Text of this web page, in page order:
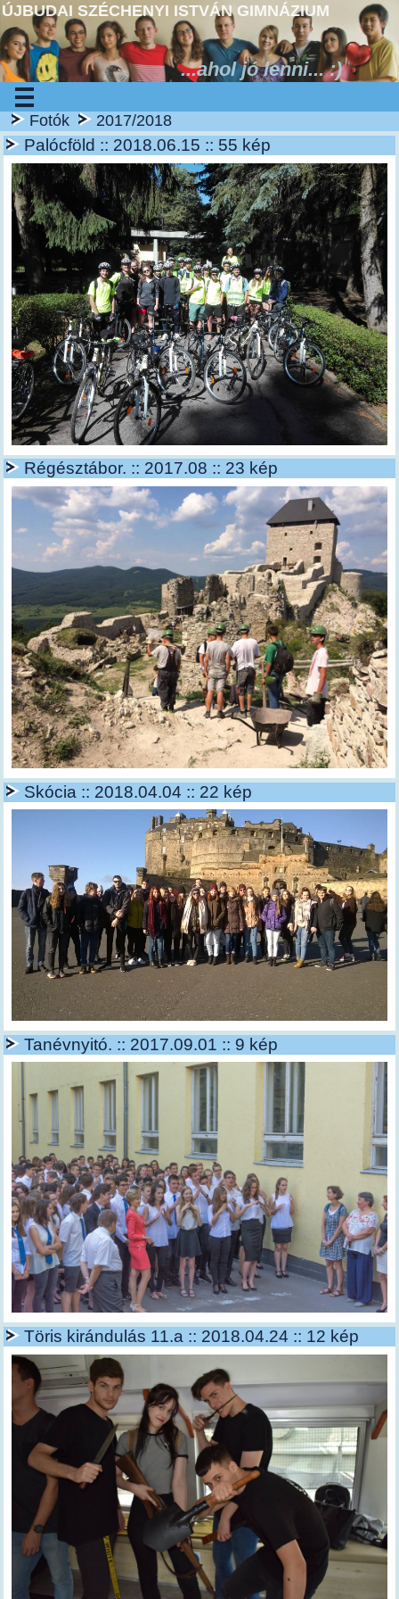
ÚJBUDAI SZÉCHENYI ISTVÁN GIMNÁZIUM
...ahol jó lenni... :)
Fotók 2017/2018
Palócföld :: 2018.06.15 :: 55 kép
Régésztábor. :: 2017.08 :: 23 kép
Skócia :: 2018.04.04 :: 22 kép
Tanévnyitó. :: 2017.09.01 :: 9 kép
Töris kirándulás 11.a :: 2018.04.24 :: 12 kép